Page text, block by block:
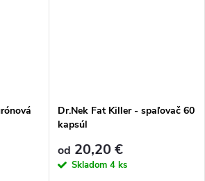
Dr.Nek Fat Killer - spaľovač 60
kapsúl
od 20,20 €
Skladom 4 ks